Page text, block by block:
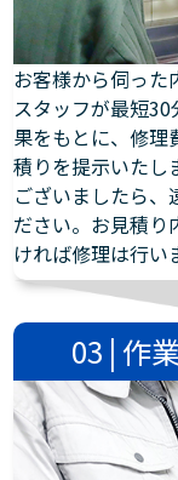
お客様から伺った
スタッフが最短
果をもとに、修理
積りを提示いたし
ございましたら、
ださい。お見積り
ければ修理は行い
03 | 作